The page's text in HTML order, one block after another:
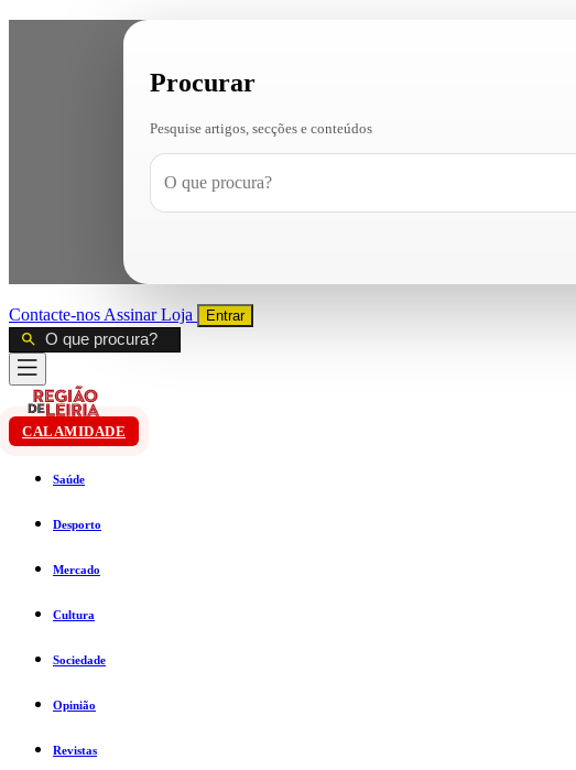
Procurar
Pesquise artigos, secções e conteúdos
Contacte-nos AssinarLoja Entrar
CALAMIDADE
Saúde
Desporto
Mercado
Cultura
Sociedade
Opinião
Revistas